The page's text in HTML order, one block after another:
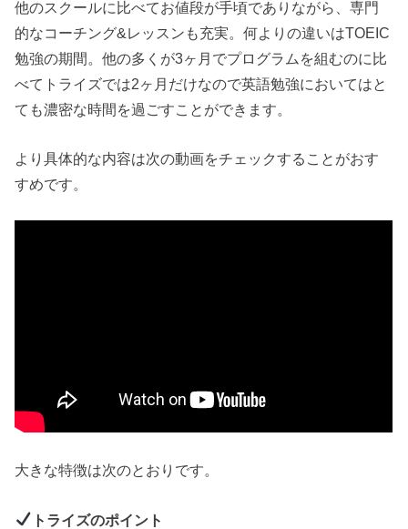
他のスクールに比べてお値段が手頃でありながら、専門
的なコーチング&レッスンも充実。何よりの違いはTOEIC
勉強の期間。他の多くが3ヶ月でプログラムを組むのに比
べてトライズでは2ヶ月だけなので英語勉強においてはと
ても濃密な時間を過ごすことができます。
より具体的な内容は次の動画をチェックすることがおす
すめです。
大きな特徴は次のとおりです。
トライズのポイント